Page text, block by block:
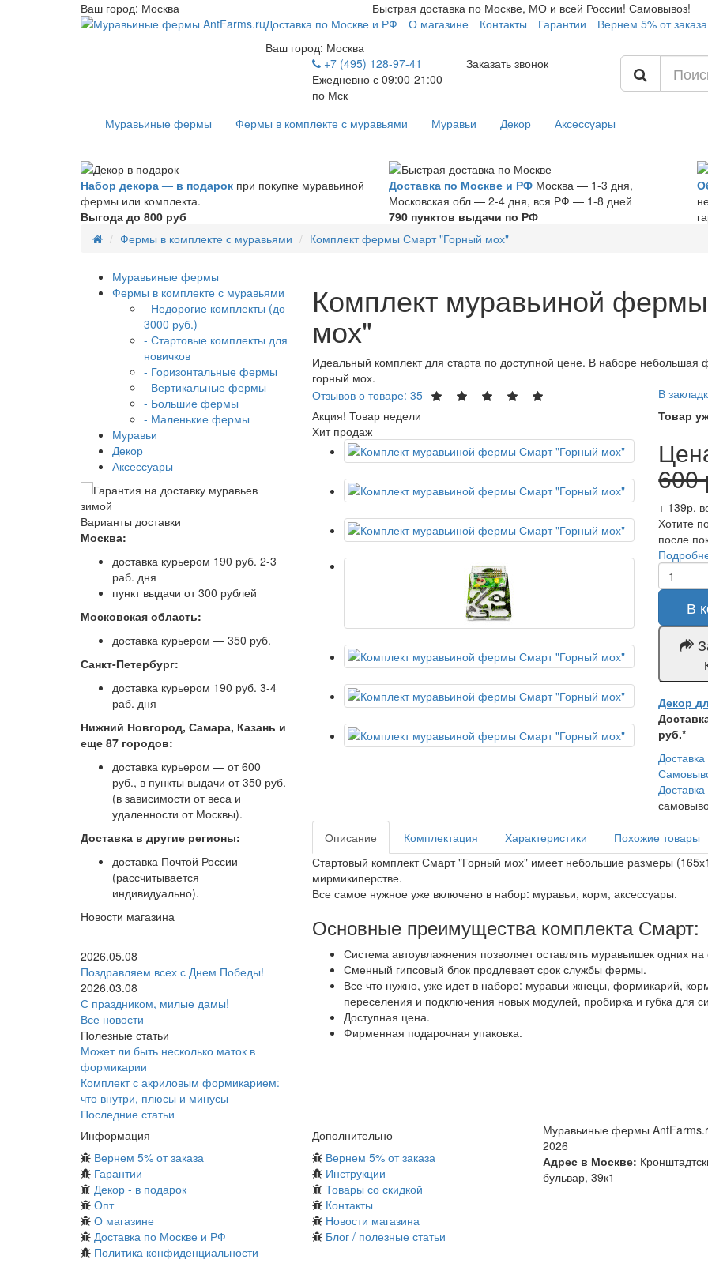
Ваш город: Москва
Быстрая доставка по Москве, МО и всей России! Самовывоз!
Доставка по Москве и РФ
О магазине Контакты Гарантии Вернем 5% от заказа
Ваш город: Москва
+7 (495) 128-97-41
Ежедневно с 09:00-21:00
по Мск
Заказать звонок
Муравьиные фермы Фермы в комплекте с муравьями Муравьи Декор Аксессуары
Набор декора — в подарок при покупке муравьиной
фермы или комплекта.
Выгода до 800 руб
Доставка по Москве и РФ Москва — 1-3 дня,
Московская обл — 2-4 дня, вся РФ — 1-8 дней
790 пунктов выдачи по РФ
Фермы в комплекте с муравьями
Комплект фермы Смарт "Горный мох"
Муравьиные фермы
Фермы в комплекте с муравьями
- Недорогие комплекты (до
3000 руб.)
- Стартовые комплекты для
новичков
- Горизонтальные фермы
- Вертикальные фермы
- Большие фермы
- Маленькие фермы
Муравьи
Декор
Аксессуары
Варианты доставки
Москва:
доставка курьером 190 руб. 2-3
раб. дня
пункт выдачи от 300 рублей
Московская область:
доставка курьером — 350 руб.
Санкт-Петербург:
доставка курьером 190 руб. 3-4
раб. дня
Нижний Новгород, Самара, Казань и
еще 87 городов:
доставка курьером — от 600
руб., в пункты выдачи от 350 руб.
(в зависимости от веса и
удаленности от Москвы).
Доставка в другие регионы:
доставка Почтой России
(рассчитывается
индивидуально).
Новости магазина
2026.05.08
Поздравляем всех с Днем Победы!
2026.03.08
С праздником, милые дамы!
Все новости
Полезные статьи
Может ли быть несколько маток в
формикарии
Комплект с акриловым формикарием:
что внутри, плюсы и минусы
Последние статьи
Комплект муравьиной
мох"
Идеальный комплект для старта по доступной цене. В наборе
горный мох.
Отзывов о товаре: 35
В
Акция! Товар недели
Хит продаж
Товар
600
+ 139р.
Хотите
после
В
Декор
руб.*
Описание Комплектация Характеристики Похожие товары
Стартовый комплект Смарт "Горный мох" имеет небольшие размеры
мирмикиперстве.
Все самое нужное уже включено в набор: муравьи, корм, аксессуары.
Основные преимущества комплекта Смарт:
Система автоувлажнения позволяет оставлять муравьишек одних
Сменный гипсовый блок продлевает срок службы фермы.
Все что нужно, уже идет в наборе: муравьи-жнецы, формикарий,
переселения и подключения новых модулей, пробирка и губка для
Доступная цена.
Фирменная подарочная упаковка.
Информация
Вернем 5% от заказа
Гарантии
Декор - в подарок
Опт
О магазине
Доставка по Москве и РФ
Политика конфиденциальности
Дополнительно
Вернем 5% от заказа
Инструкции
Товары со скидкой
Контакты
Новости магазина
Блог / полезные статьи
Муравьиные фермы
2026
Адрес в Москве:
бульвар, 39к1